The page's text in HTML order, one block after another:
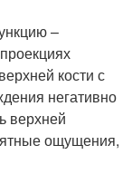
–
кости с
негативно
верхней
ощущения,